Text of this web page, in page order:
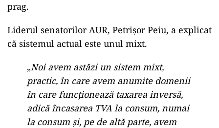
prag.
Liderul senatorilor AUR, Petrișor Peiu, a explicat
că sistemul actual este unul mixt.
„Noi avem astăzi un sistem mixt,
practic, în care avem anumite domenii
în care funcționează taxarea inversă,
adică încasarea TVA la consum, numai
la consum și, pe de altă parte, avem